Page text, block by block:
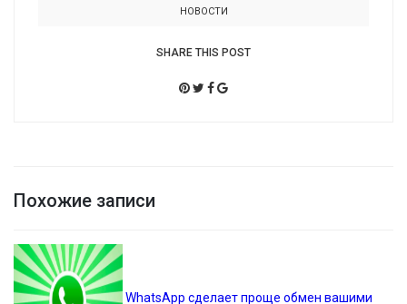
НОВОСТИ
SHARE THIS POST
Похожие записи
WhatsApp сделает проще обмен вашими